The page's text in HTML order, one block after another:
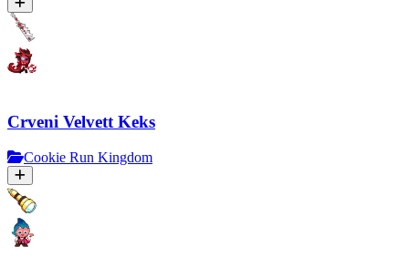
Crveni Velvett Keks
Cookie Run Kingdom